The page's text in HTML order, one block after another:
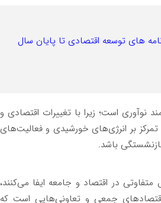
و تعاون برای پیوستن ۲۵ کشوربه برنامه های توسعه اقتصادی تا پایان سال
نوآوری است؛ زیرا با تغییرات اقتصادی و
تمرکز بر انرژی‌های خورشیدی و فعالیت‌های
باشد.
در اقتصاد و جامعه ایفا می‌کنند،
اقتصادهای جمعی و تعاونی‌هایی است که